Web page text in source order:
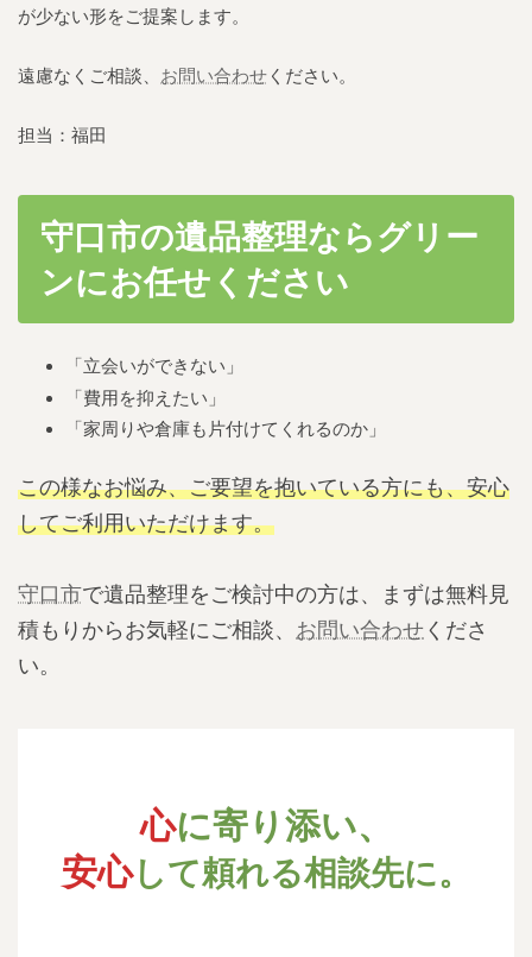
が少ない形をご提案します。
遠慮なくご相談、 お問い合わせ ください。
担当：福田
守口市の遺品整理ならグリー
ンにお任せください
「立会いができない 」
「費用を抑えたい」
「家周りや倉庫も片付けてくれるのか」
この様なお悩み、ご要望を抱いている方にも、安心
してご利用いただけます。
守口市で遺品整理をご検討中の方は、まずは無料見
積もりからお気軽にご相談、 お問い合わせ くださ
い。
心に寄り添い、
安心して頼れる相談先に。